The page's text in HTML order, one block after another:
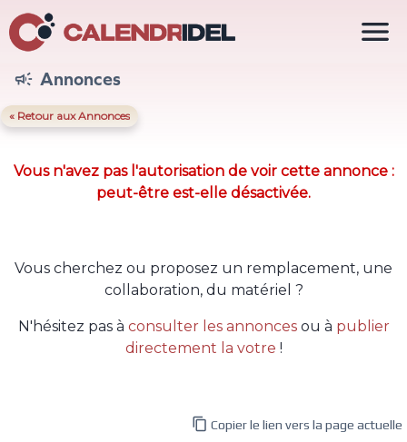
 Annonces
« Retour aux Annonces
Vous n'avez pas l'autorisation de voir cette annonce :
peut-être est-elle désactivée.
Vous cherchez ou proposez un remplacement, une
collaboration, du matériel ?
N'hésitez pas à consulter les annoncesou à publier
directement la votre !

 Copier le lien vers la page actuelle